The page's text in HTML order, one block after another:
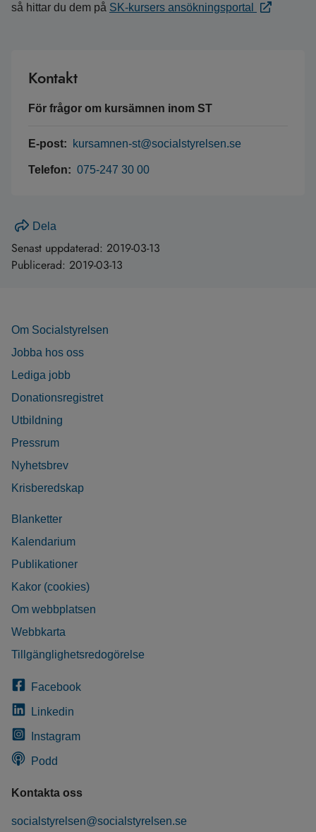
så hittar du dem på SK-kursers ansökningsportal
Kontakt
För frågor om kursämnen inom ST
E-post: kursamnen-st@socialstyrelsen.se
Telefon: 075-247 30 00
Dela
Senast uppdaterad: 2019-03-13
Publicerad: 2019-03-13
Om Socialstyrelsen
Jobba hos oss
Lediga jobb
Donationsregistret
Utbildning
Pressrum
Nyhetsbrev
Krisberedskap
Blanketter
Kalendarium
Publikationer
Kakor (cookies)
Om webbplatsen
Webbkarta
Tillgänglighetsredogörelse
Facebook
Linkedin
Instagram
Podd
Kontakta oss
socialstyrelsen@socialstyrelsen.se